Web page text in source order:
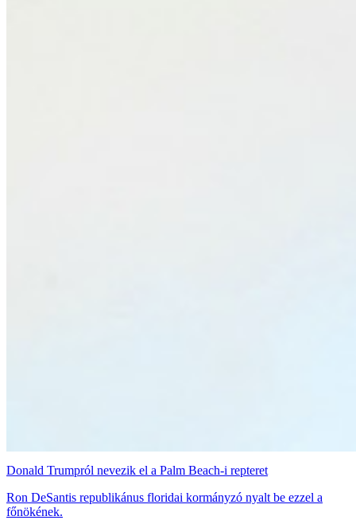
Donald Trumpról nevezik el a Palm Beach-i repteret
Ron DeSantis republikánus floridai kormányzó nyalt be ezzel a
főnökének.